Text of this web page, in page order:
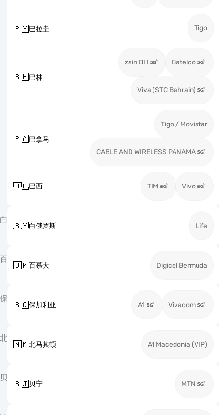
🇵🇾巴拉圭 Tigo
🇧🇭巴林
zain BH Batelco
Viva (STC Bahrain)
🇵🇦巴拿马
Tigo / Movistar
CABLE AND WIRELESS PANAMA
🇧🇷巴西 TIM Vivo
白
🇧🇾白俄罗斯 Life
百
🇧🇲百慕大 Digicel Bermuda
保
🇧🇬保加利亚 A1 Vivacom
北
🇲🇰北马其顿 A1 Macedonia (VIP)
贝
🇧🇯贝宁 MTN